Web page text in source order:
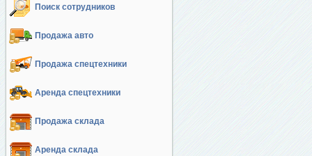
Поиск сотрудников
Продажа авто
Продажа спецтехники
Аренда спецтехники
Продажа склада
Аренда склада